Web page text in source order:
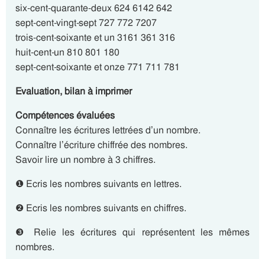
six-cent-quarante-deux 624 6142 642
sept-cent-vingt-sept 727 772 7207
trois-cent-soixante et un 3161 361 316
huit-cent-un 810 801 180
sept-cent-soixante et onze 771 711 781
Evaluation, bilan à imprimer
Compétences évaluées
Connaître les écritures lettrées d’un nombre.
Connaître l’écriture chiffrée des nombres.
Savoir lire un nombre à 3 chiffres.
❶ Ecris les nombres suivants en lettres.
❷ Ecris les nombres suivants en chiffres.
❸ Relie les écritures qui représentent les mêmes
nombres.